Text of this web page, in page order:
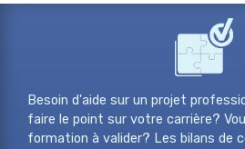
Besoin d'aide sur un projet
faire le point sur votre carrière?
formation à valider? Les bilans de